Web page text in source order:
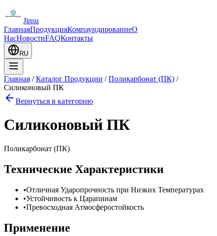
Jinsu
ГлавнаяПродукцияКомпаундированиеО
НасНовостиFAQКонтакты
RU
Главная /Каталог Продукции /Поликарбонат (ПК) /
Силиконовый ПК
Вернуться в категорию
Силиконовый ПК
Поликарбонат (ПК)
Технические Характеристики
•Отличная Ударопрочность при Низких Температурах
•Устойчивость к Царапинам
•Превосходная Атмосферостойкость
Применение